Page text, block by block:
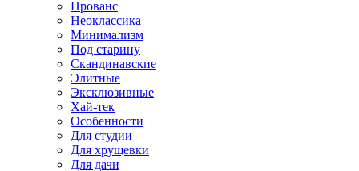
Прованс
Неоклассика
Минимализм
Под старину
Скандинавские
Элитные
Эксклюзивные
Хай-тек
Особенности
Для студии
Для хрущевки
Для дачи